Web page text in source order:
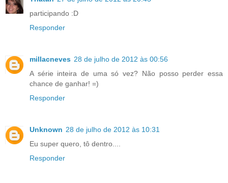
participando :D
Responder
millacneves 28 de julho de 2012 às 00:56
A série inteira de uma só vez? Não posso perder essa
chance de ganhar! =)
Responder
Unknown 28 de julho de 2012 às 10:31
Eu super quero, tô dentro....
Responder